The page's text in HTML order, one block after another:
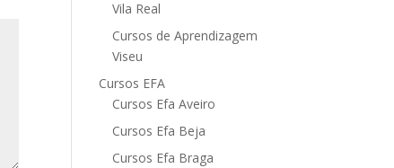
Vila Real
Cursos de Aprendizagem
Viseu
Cursos EFA
Cursos Efa Aveiro
Cursos Efa Beja
Cursos Efa Braga